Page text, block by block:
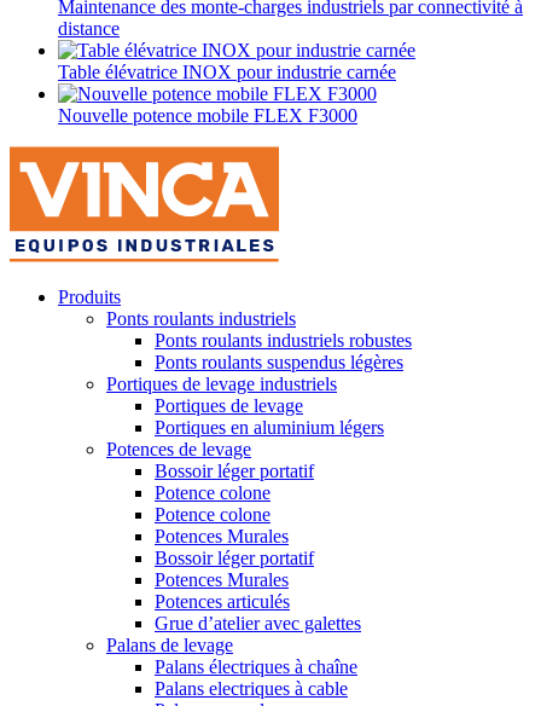
Maintenance des monte-charges industriels par connectivité à
distance
Table élévatrice INOX pour industrie carnée
Nouvelle potence mobile FLEX F3000
Produits
Ponts roulants industriels
Ponts roulants industriels robustes
Ponts roulants suspendus légères
Portiques de levage industriels
Portiques de levage
Portiques en aluminium légers
Potences de levage
Bossoir léger portatif
Potence colone
Potence colone
Potences Murales
Bossoir léger portatif
Potences Murales
Potences articulés
Grue d’atelier avec galettes
Palans de levage
Palans électriques à chaîne
Palans electriques à cable